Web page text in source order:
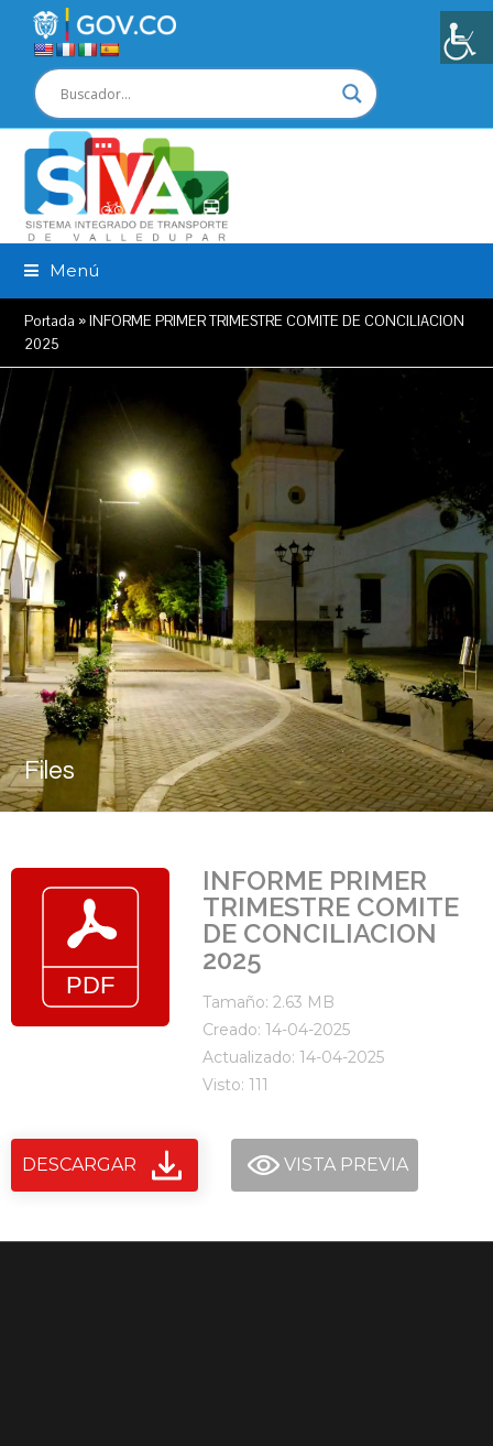
Menú
Portada »INFORME PRIMER TRIMESTRE COMITE DE CONCILIACION
2025
Files
INFORME PRIMER
TRIMESTRE COMITE
DE CONCILIACION
2025
Tamaño: 2.63 MB
Creado: 14-04-2025
Actualizado: 14-04-2025
Visto: 111
DESCARGAR VISTA PREVIA